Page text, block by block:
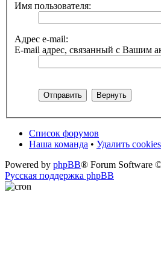
Имя пользователя:
Адрес e-mail:
E-mail адрес, связанный с Вашим
Список форумов
Наша команда • Удалить
Powered by phpBB® Forum Software
Русская поддержка phpBB